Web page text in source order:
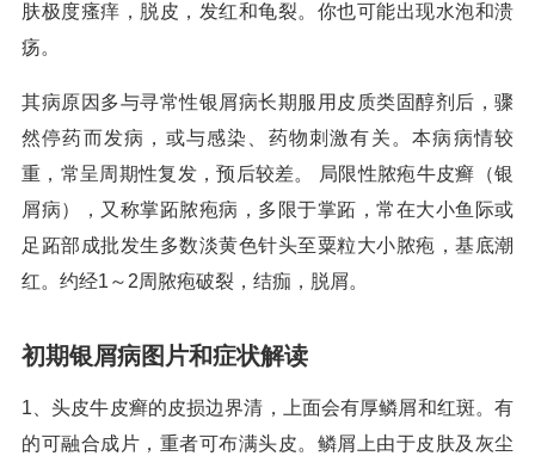
肤极度瘙痒，脱皮，发红和龟裂。你也可能出现水泡和溃
疡。
其病原因多与寻常性银屑病长期服用皮质类固醇剂后，骤
然停药而发病，或与感染、药物刺激有关。本病病情较
重，常呈周期性复发，预后较差。 局限性脓疱牛皮癣（银
屑病），又称掌跖脓疱病，多限于掌跖，常在大小鱼际或
足跖部成批发生多数淡黄色针头至粟粒大小脓疱，基底潮
红。约经1～2周脓疱破裂，结痂，脱屑。
初期银屑病图片和症状解读
1、头皮牛皮癣的皮损边界清，上面会有厚鳞屑和红斑。有
的可融合成片，重者可布满头皮。鳞屑上由于皮肤及灰尘